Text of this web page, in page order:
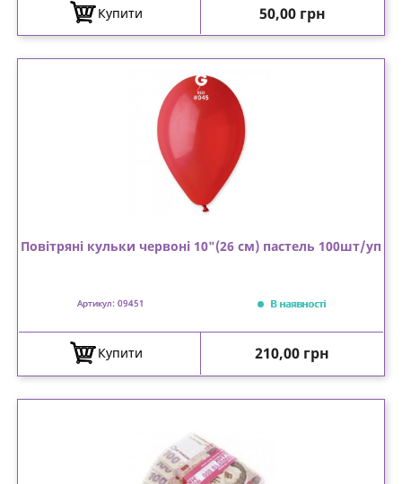
Купити Ціна
50,00 грн
Повітряні кульки червоні 10"(26 см) пастель 100шт/уп
Артикул: 09451 В наявності
Купити Ціна
210,00 грн